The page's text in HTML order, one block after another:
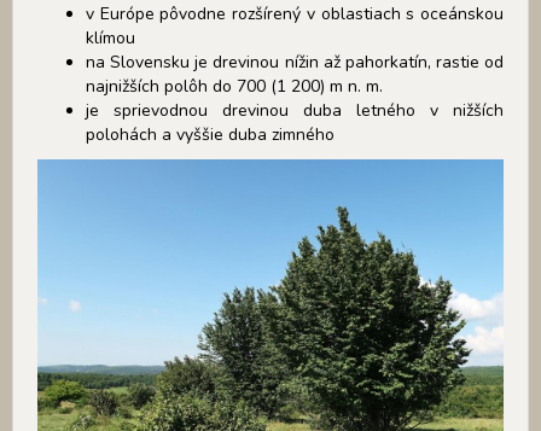
v Európe pôvodne rozšírený v oblastiach s oceánskou
klímou
na Slovensku je drevinou nížin až pahorkatín, rastie od
najnižších polôh do 700 (1 200) m n. m.
je sprievodnou drevinou duba letného v nižších
polohách a vyššie duba zimného